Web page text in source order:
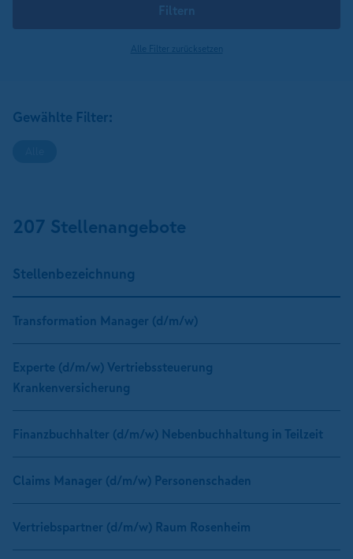
Filtern
Alle Filter zurücksetzen
Gewählte Filter:
207 Stellenangebote
Stellen­bezeichnung
Transformation Manager (d/m/w)
Experte (d/m/w) Vertriebssteuerung
Krankenversicherung
Finanzbuchhalter (d/m/w) Nebenbuchhaltung in Teilzeit
Claims Manager (d/m/w) Personenschaden
Vertriebspartner (d/m/w) Raum Rosenheim